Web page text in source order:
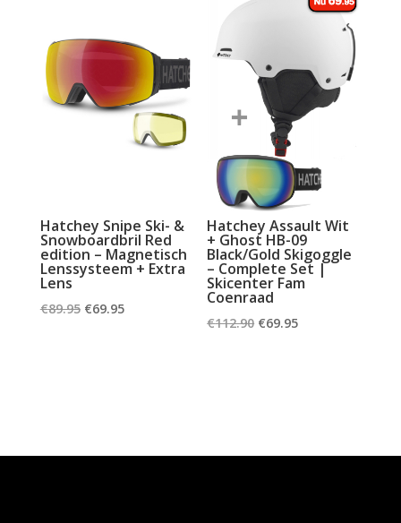
Hatchey Snipe Ski- &
Snowboardbril Red
edition – Magnetisch
Lenssysteem + Extra
Lens
€89.95 Oorspronkelijke
€69.95Huidige
Hatchey Assault Wit
+ Ghost HB-09
Black/Gold Skigoggle
– Complete Set |
Skicenter Fam
Coenraad
€112.90 Oorspronkelijke
€69.95Huidige